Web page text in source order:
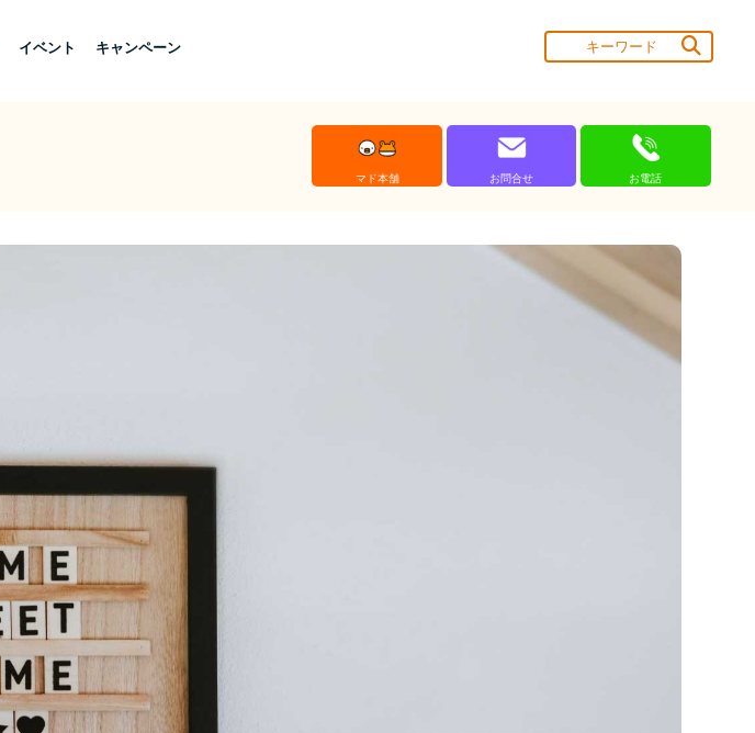
イベント キャンペーン
マド本舗 お問合せ お電話